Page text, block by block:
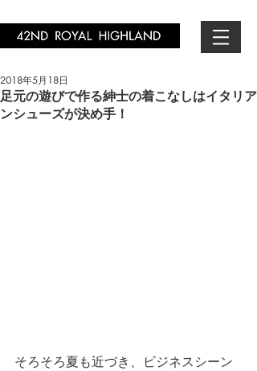
足元の遊びで作る紳士の着こなしはイタリア
ンシューズが決め手！
2018年5月18日
そろそろ夏も近づき、ビジネスシーン